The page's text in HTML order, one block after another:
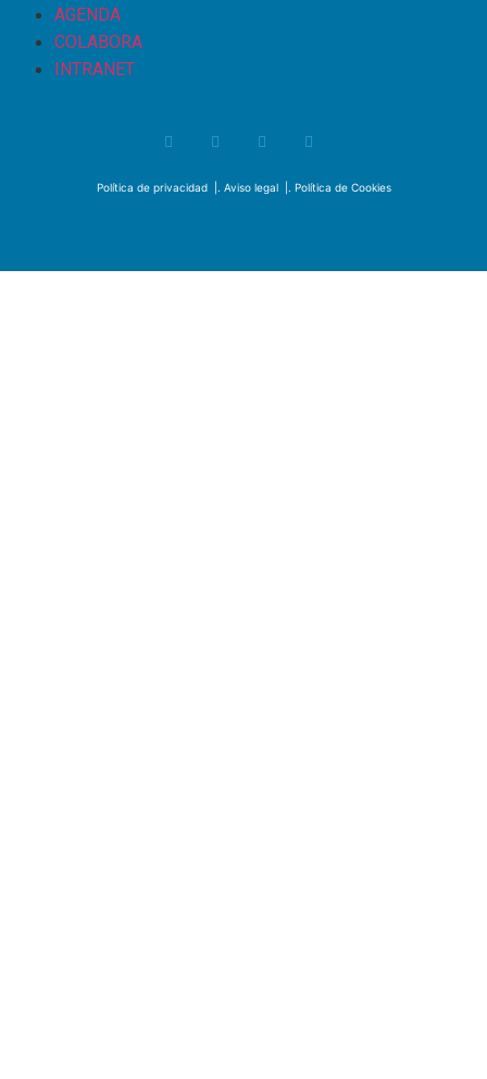
AGENDA
COLABORA
INTRANET
Política de privacidad|. Aviso legal|. Política de Cookies